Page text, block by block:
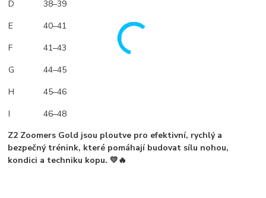
D
38–39
E
40–41
F
41–43
G
44–45
H
45–46
I
46–48
Z2 Zoomers Gold jsou ploutve pro efektivní, rychlý a
bezpečný trénink, které pomáhají budovat sílu nohou,
kondici a techniku kopu. 💛🔥